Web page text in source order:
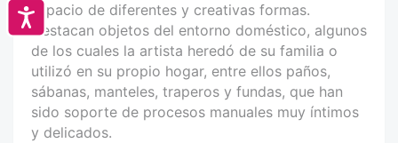
Accesibilidad
espacio de diferentes y creativas formas.
Destacan objetos del entorno doméstico, algunos
de los cuales la artista heredó de su familia o
utilizó en su propio hogar, entre ellos paños,
sábanas, manteles, traperos y fundas, que han
sido soporte de procesos manuales muy íntimos
y delicados.